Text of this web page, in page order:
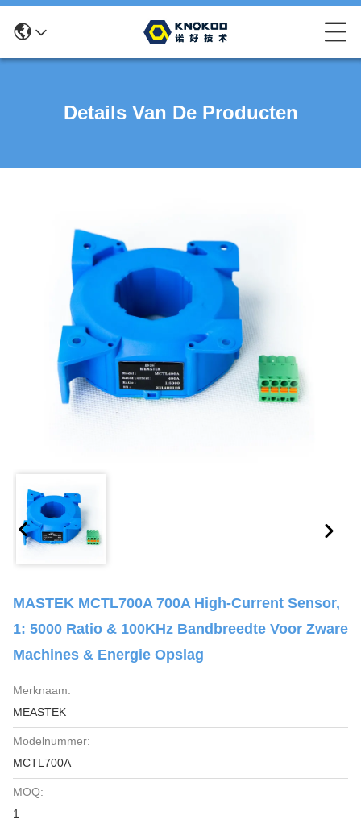
Details Van De Producten
MASTEK MCTL700A 700A High-Current Sensor,
1: 5000 Ratio & 100KHz Bandbreedte Voor Zware
Machines & Energie Opslag
Merknaam:
MEASTEK
Modelnummer:
MCTL700A
MOQ:
1